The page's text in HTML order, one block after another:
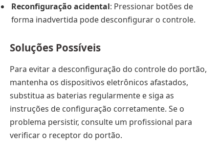
Reconfiguração acidental: Pressionar botões de
forma inadvertida pode desconfigurar o controle.
Soluções Possíveis
Para evitar a desconfiguração do controle do portão,
mantenha os dispositivos eletrônicos afastados,
substitua as baterias regularmente e siga as
instruções de configuração corretamente. Se o
problema persistir, consulte um profissional para
verificar o receptor do portão.